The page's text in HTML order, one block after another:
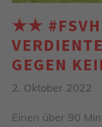
★★
GEGEN
2. Oktober 2022
Einen über 90